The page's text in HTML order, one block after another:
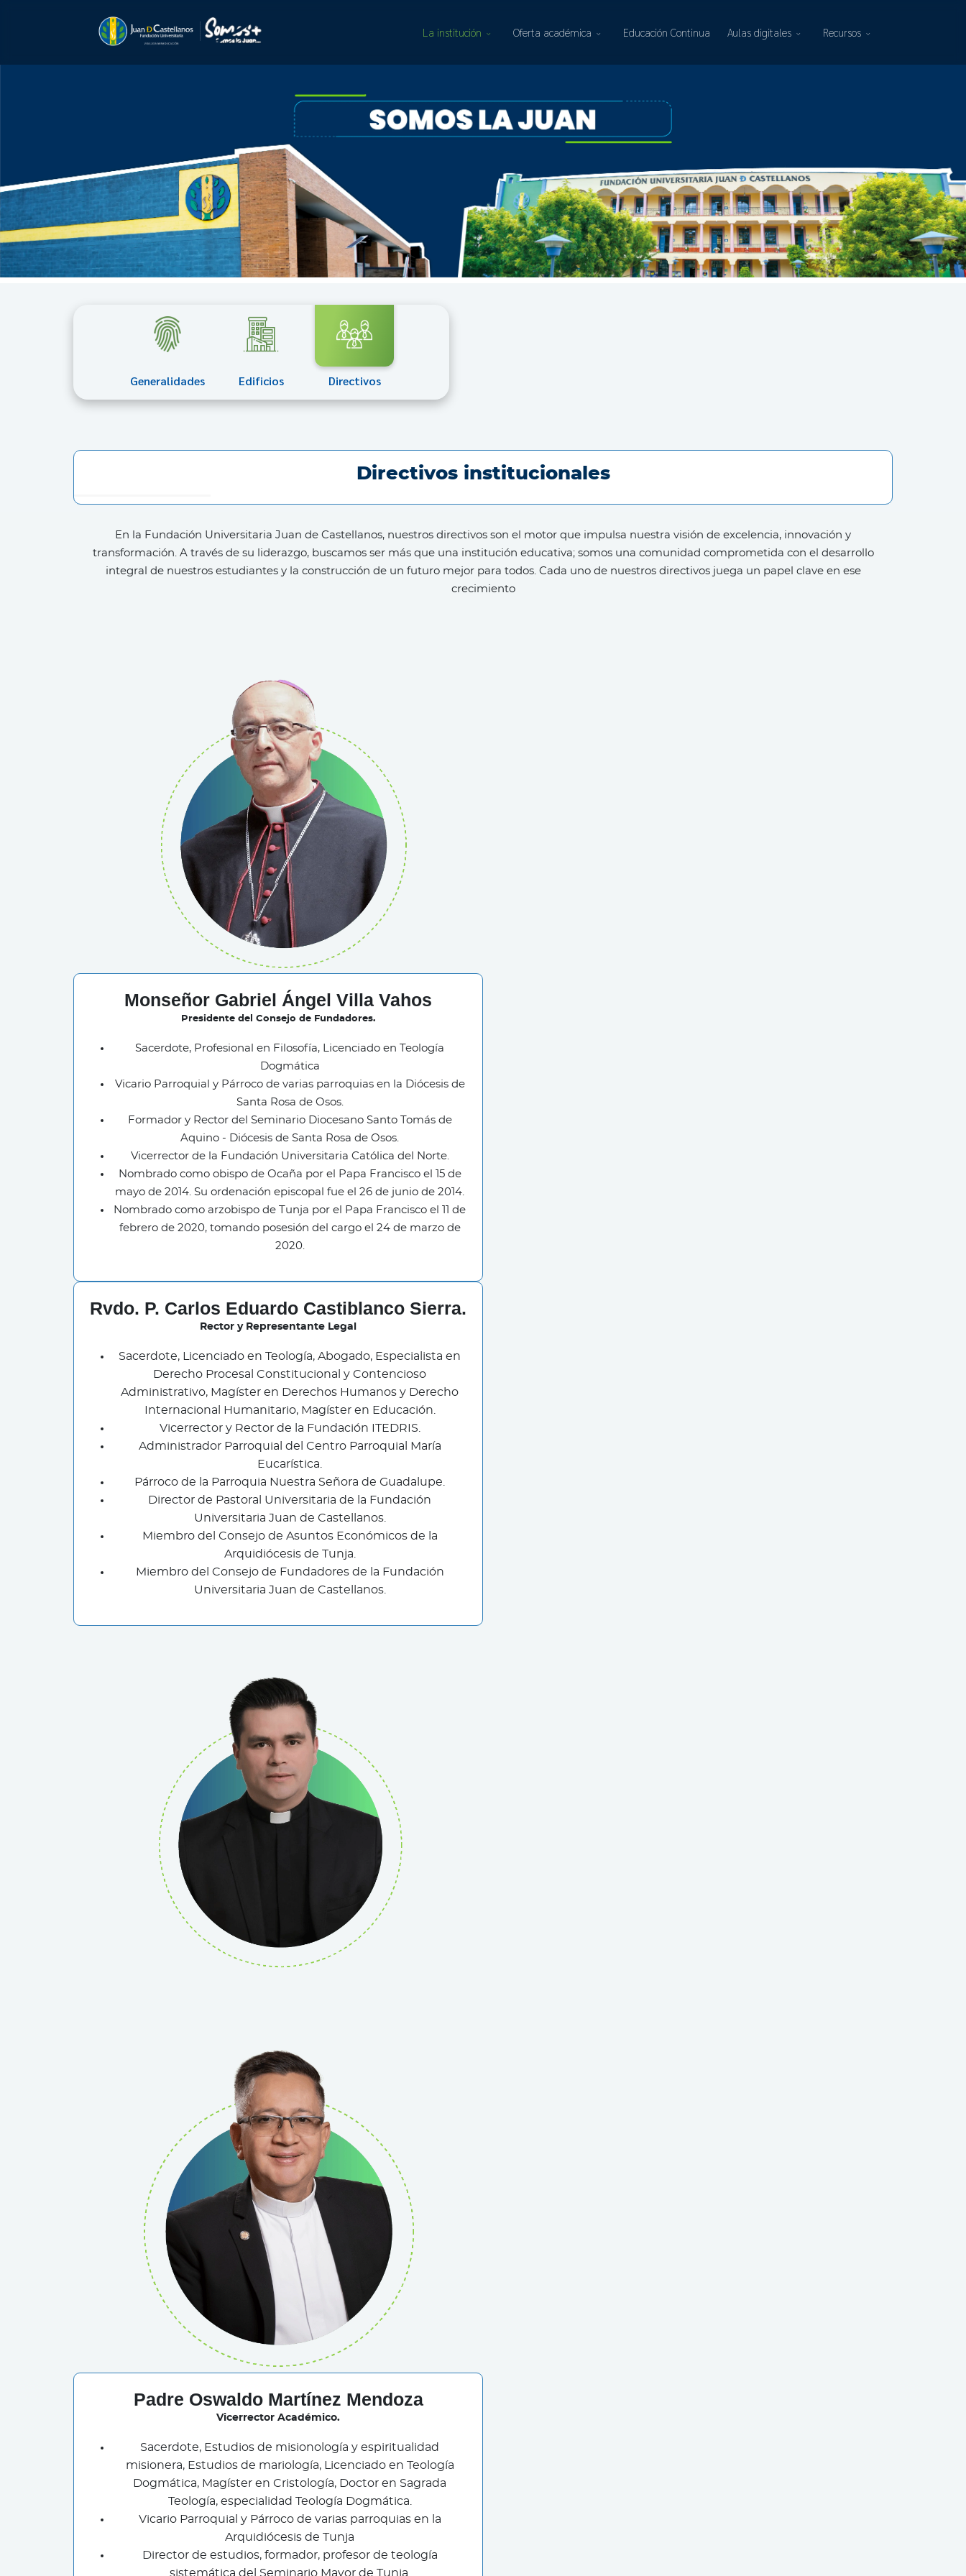
La institución Oferta académica Educación Continua Aulas digitales Recursos
Generalidades Edificios Directivos
Directivos institucionales
En la Fundación Universitaria Juan de Castellanos, nuestros directivos son el motor que impulsa nuestra visión de excelencia, innovación y
transformación. A través de su liderazgo, buscamos ser más que una institución educativa; somos una comunidad comprometida con el desarrollo
integral de nuestros estudiantes y la construcción de un futuro mejor para todos. Cada uno de nuestros directivos juega un papel clave en ese
crecimiento
Monseñor Gabriel Ángel Villa Vahos
Presidente del Consejo de Fundadores.
Sacerdote, Profesional en Filosofía, Licenciado en Teología
Dogmática
Vicario Parroquial y Párroco de varias parroquias en la Diócesis de
Santa Rosa de Osos.
Formador y Rector del Seminario Diocesano Santo Tomás de
Aquino - Diócesis de Santa Rosa de Osos.
Vicerrector de la Fundación Universitaria Católica del Norte.
Nombrado como obispo de Ocaña por el Papa Francisco el 15 de
mayo de 2014. Su ordenación episcopal fue el 26 de junio de 2014.
Nombrado como arzobispo de Tunja por el Papa Francisco el 11 de
febrero de 2020, tomando posesión del cargo el 24 de marzo de
2020.
Rvdo. P. Carlos Eduardo Castiblanco Sierra.
Rector y Representante Legal
Sacerdote, Licenciado en Teología, Abogado, Especialista en
Derecho Procesal Constitucional y Contencioso
Administrativo, Magíster en Derechos Humanos y Derecho
Internacional Humanitario, Magíster en Educación.
Vicerrector y Rector de la Fundación ITEDRIS.
Administrador Parroquial del Centro Parroquial María
Eucarística.
Párroco de la Parroquia Nuestra Señora de Guadalupe.
Director de Pastoral Universitaria de la Fundación
Universitaria Juan de Castellanos.
Miembro del Consejo de Asuntos Económicos de la
Arquidiócesis de Tunja.
Miembro del Consejo de Fundadores de la Fundación
Universitaria Juan de Castellanos.
Padre Oswaldo Martínez Mendoza
Vicerrector Académico.
Sacerdote, Estudios de misionología y espiritualidad
misionera, Estudios de mariología, Licenciado en Teología
Dogmática, Magíster en Cristología, Doctor en Sagrada
Teología, especialidad Teología Dogmática.
Vicario Parroquial y Párroco de varias parroquias en la
Arquidiócesis de Tunja
Director de estudios, formador, profesor de teología
sistemática del Seminario Mayor de Tunja.